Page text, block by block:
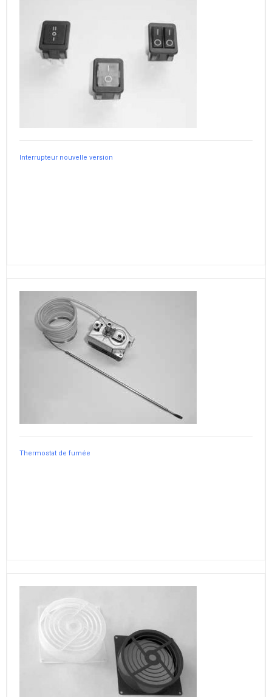
Interrupteur nouvelle version
Thermostat de fumée